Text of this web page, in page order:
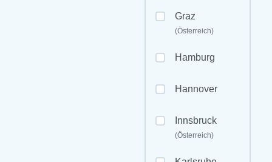
Graz
(Österreich)
Hamburg
Hannover
Innsbruck
(Österreich)